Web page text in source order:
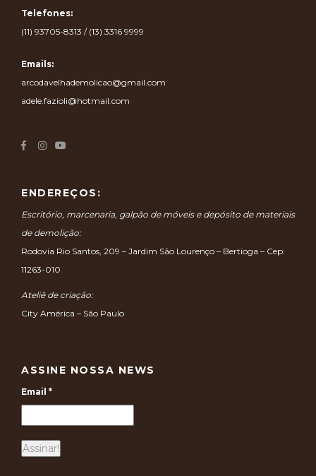
Telefones:
(11) 93705-8313 / (13) 3316 9999
Emails:
arcodavelhademolicao@gmail.com
adele.fazioli@hotmail.com
ENDEREÇOS:
Escritório, marcenaria, galpão de móveis e depósito de materiais
de demolição:
Rodovia Rio Santos, 209 – Jardim São Lourenço – Bertioga – Cep:
11263-010
Ateliê de criação:
City América – São Paulo
ASSINE NOSSA NEWS
Email *